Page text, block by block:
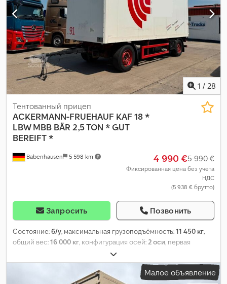
1 / 28
Babenhausen 5 598 km
Тентованный прицеп
ACKERMANN-FRUEHAUF KAF 18 *
LBW MBB BÄR 2,5 TON * GUT
BEREIFT *
4 990 €5 990 €
Фиксированная цена без учета
НДС
(5 938 € брутто)
Запросить Позвонить
Состояние:б/у, максимальная грузоподъёмность:11 450 кг,
общий вес:16 000 кг , конфигурация осей: 2 оси , первая
, следующая проверка (TÜV):
длина грузового отсека:7 000 мм, ширина пространства для
, высота грузового отсека:2 700 мм, Год
Малое объявление